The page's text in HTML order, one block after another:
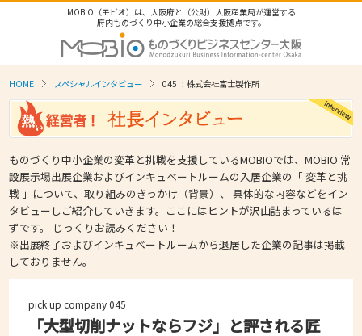
MOBIO（モビオ）は、大阪府と（公財）大阪産業局が運営する
府内ものづくり中小企業の総合支援拠点です。
HOME スペシャルインタビュー 045 ：株式会社富士製作所
ものづくり中小企業の変革と挑戦を支援しているMOBIOでは、MOBIO 常
設展示場出展企業およびインキュベートルームの入居企業の「 変革と挑
戦 」について、取り組みのきっかけ（背景）、 具体的な内容などをイン
タビューしご紹介していきます。ここにはヒントが沢山詰まっているは
ずです。 じっくりお読みください！
※出展終了およびインキュベートルームから退居した企業の記事は掲載
しておりません。
pick up company 045
「大型切削ナットならフジ」と評される匠